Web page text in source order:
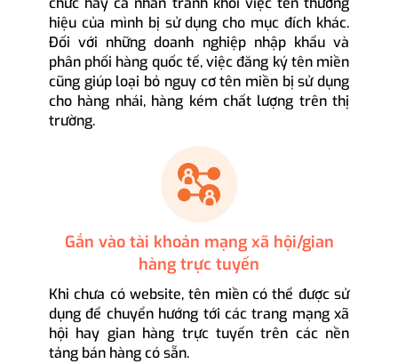
hiệu của mình bị sử dụng cho mục đích khác.
Đối với những doanh nghiệp nhập khẩu và
phân phối hàng quốc tế, việc đăng ký tên miền
cũng giúp loại bỏ nguy cơ tên miền bị sử dụng
cho hàng nhái, hàng kém chất lượng trên thị
trường.
Gắn vào tài khoản mạng xã hội/gian
hàng trực tuyến
Khi chưa có website, tên miền có thể được sử
dụng để chuyển hướng tới các trang mạng xã
hội hay gian hàng trực tuyến trên các nền
tảng bán hàng có sẵn.